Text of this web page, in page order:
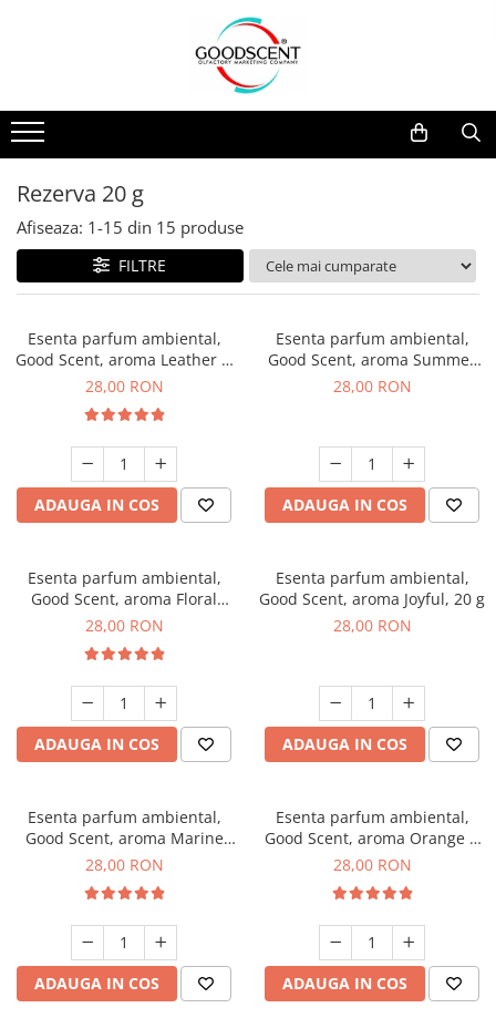
Pachete Promo
Dispozitive de Parfumare
Esente Parfum Ambiental
Rezerve Spray Good Scent
Odorizant cu Pulverizator
Site Pisoar
Dispozitive de Parfumare Ambientală
Auto
Rezidențiale
Comerciale
Industriale (HVAC)
Esente Parfum Ambiental
Mostre
Rezerva 10 g
Rezerva 20 g
Rezerva 100 g
Rezerva 200 g
Rezerva 500 g
Rezerva 20 g
Afiseaza: 1-15 din 15 produse
FILTRE
Esenta parfum ambiental,
Good Scent, aroma Leather &
Black Oudh, 20 g
28,00 RON
ADAUGA IN COS
Esenta parfum ambiental,
Good Scent, aroma Summer
Melon, 20 g
28,00 RON
ADAUGA IN COS
Esenta parfum ambiental,
Good Scent, aroma Floral
Bouquet, 20 g
28,00 RON
ADAUGA IN COS
Esenta parfum ambiental,
Good Scent, aroma Joyful, 20 g
28,00 RON
ADAUGA IN COS
Esenta parfum ambiental,
Good Scent, aroma Marine
Breeze, 20 g
28,00 RON
ADAUGA IN COS
Esenta parfum ambiental,
Good Scent, aroma Orange &
Fresh Cinnamon, 20 g
28,00 RON
ADAUGA IN COS